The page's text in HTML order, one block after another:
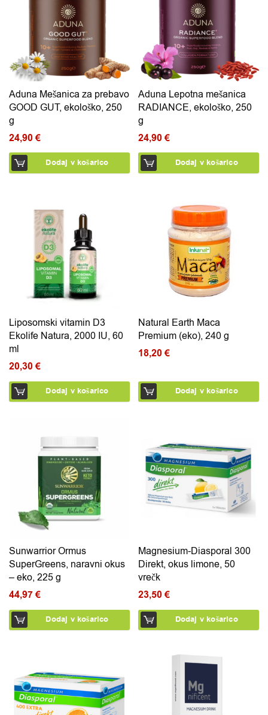
Aduna Mešanica za prebavo
GOOD GUT, ekološko, 250
g
24,90€
Dodaj v košarico
Aduna Lepotna mešanica
RADIANCE, ekološko, 250
g
24,90€
Dodaj v košarico
Liposomski vitamin D3
Ekolife Natura, 2000 IU, 60
ml
20,30€
Dodaj v košarico
Natural Earth Maca
Premium (eko), 240 g
18,20€
Dodaj v košarico
Sunwarrior Ormus
SuperGreens, naravni okus
– eko, 225 g
44,97€
Dodaj v košarico
Magnesium-Diasporal 300
Direkt, okus limone, 50
vrečk
23,50€
Dodaj v košarico
Ta izdelek ima več različic. Možnosti lahko izberete